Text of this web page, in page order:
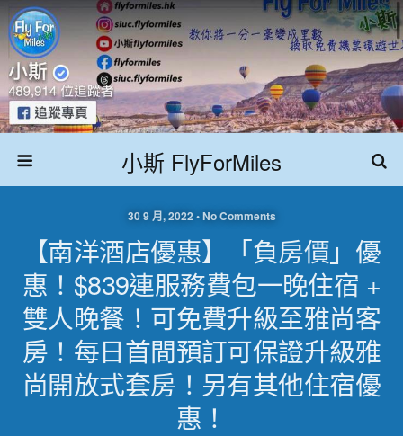
小斯 FlyForMiles
30 9 月, 2022 • No Comments
【南洋酒店優惠】「負房價」優
惠！$839連服務費包一晚住宿 +
雙人晚餐！可免費升級至雅尚客
房！每日首間預訂可保證升級雅
尚開放式套房！另有其他住宿優
惠！